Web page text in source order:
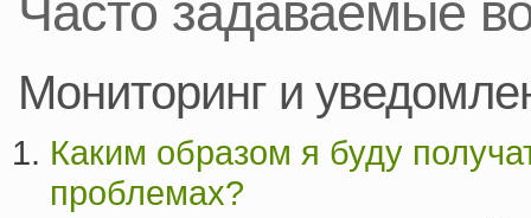
Часто задаваемые
Мониторинг и
Каким образом я буду
проблемах?